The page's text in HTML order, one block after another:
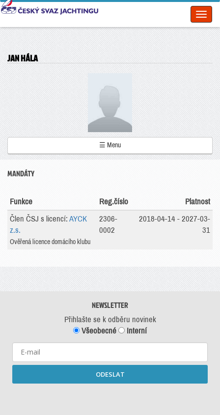
JAN HÁLA
☰ Menu
MANDÁTY
Funkce Reg.číslo Platnost
Člen ČSJ s licencí: AYCK
z.s.
Ověřená licence domácího klubu
2306-
0002
2018-04-14 - 2027-03-
31
NEWSLETTER
Přihlašte se k odběru novinek
Všeobecné
Interní
ODESLAT